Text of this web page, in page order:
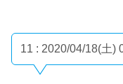
11 : 2020/04/18(土)